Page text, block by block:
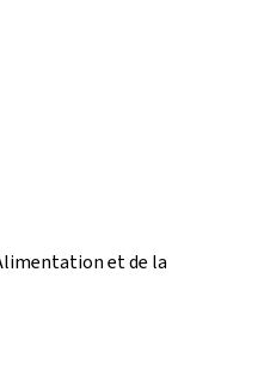
et de la